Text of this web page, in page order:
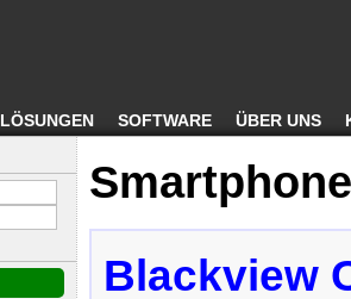
LÖSUNGEN SOFTWARE ÜBER UNS
Blackview